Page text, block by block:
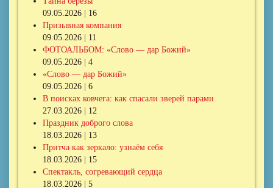
09.05.2026 | 16
Призывная компания
09.05.2026 | 11
ФОТОАЛЬБОМ: «Слово — дар Божий»
09.05.2026 | 4
«Слово — дар Божий»
09.05.2026 | 6
В поисках ковчега: как спасали зверей парами
27.03.2026 | 12
Праздник доброго слова
18.03.2026 | 13
Притча как зеркало: узнаём себя
18.03.2026 | 15
Спектакль, согревающий сердца
18.03.2026 | 5